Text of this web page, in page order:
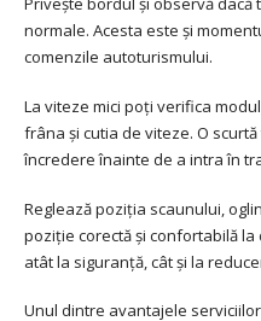
normale. Acesta este și
comenzile autoturismului.
La viteze mici poți verifica
frâna și cutia de viteze. O
încredere înainte de a intra în
Reglează poziția scaunului,
poziție corectă și confortabilă
atât la siguranță, cât și la
Unul dintre avantajele